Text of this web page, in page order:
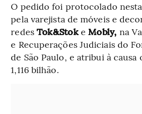
O pedido foi protocolado
pela varejista de móveis e
redes Tok&StokeMobly, na
e Recuperações Judiciais do
de São Paulo, e atribui à causa
1,116 bilhão.